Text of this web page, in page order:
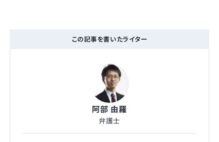
この記事を書いたライター
阿部 由羅
弁護士